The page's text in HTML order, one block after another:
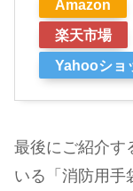
Amazon
楽天市場
Yahooショ
最後にご紹介す
いる「消防用手